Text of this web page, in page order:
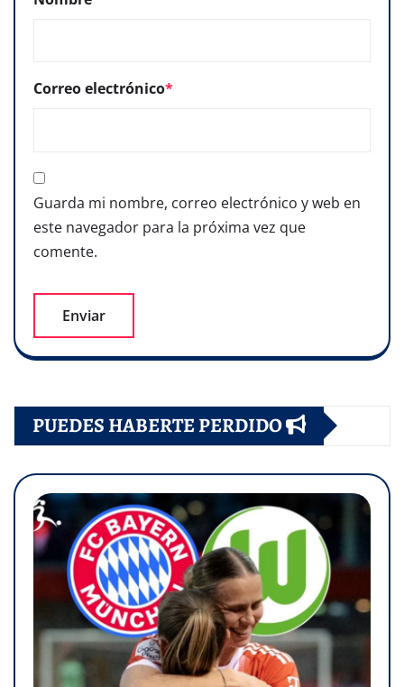
Correo electrónico*
Guarda mi nombre, correo electrónico y web en
este navegador para la próxima vez que
comente.
PUEDES HABERTE PERDIDO